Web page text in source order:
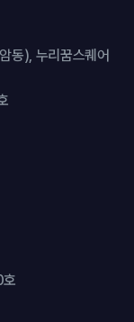
동), 누리꿈스퀘어